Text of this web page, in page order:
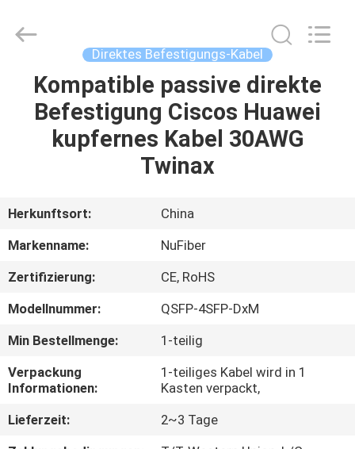
HAUS
PRODUKTE
UNS
AUSFLUG
QUALITÄTSKONTROLLE
TRETEN
SIE
Co.,Ltd.
Developed
Direktes Befestigungs-Kabel
Kompatible passive direkte
Befestigung Ciscos Huawei
kupfernes Kabel 30AWG
Twinax
Herkunftsort:
China
Markenname:
NuFiber
Zertifizierung:
CE, RoHS
Modellnummer:
QSFP-4SFP-DxM
Min Bestellmenge:
1-teilig
Verpackung
Informationen:
1-teiliges Kabel wird in 1
Kasten verpackt,
Lieferzeit:
2~3 Tage